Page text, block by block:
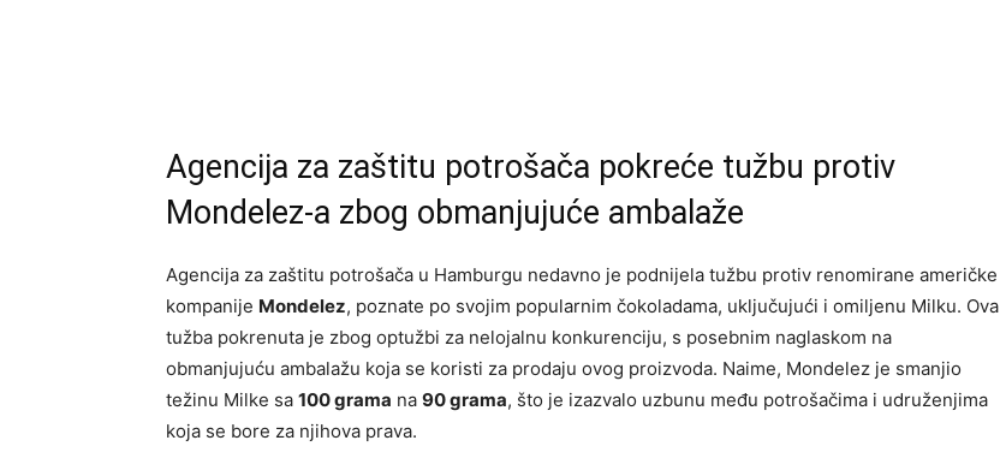
Agencija za zaštitu potrošača pokreće tužbu protiv
Mondelez-a zbog obmanjujuće ambalaže
Agencija za zaštitu potrošača u Hamburgu nedavno je podnijela tužbu protiv renomirane američke
kompanije Mondelez, poznate po svojim popularnim čokoladama, uključujući i omiljenu Milku. Ova
tužba pokrenuta je zbog optužbi za nelojalnu konkurenciju, s posebnim naglaskom na
obmanjujuću ambalažu koja se koristi za prodaju ovog proizvoda. Naime, Mondelez je smanjio
težinu Milke sa 100 grama na 90 grama, što je izazvalo uzbunu među potrošačima i udruženjima
koja se bore za njihova prava.